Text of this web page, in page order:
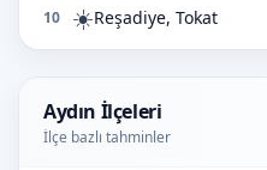
10 ☀️Reşadiye, Tokat
Aydın İlçeleri
İlçe bazlı tahminler